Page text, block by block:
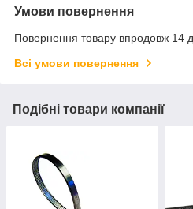
Умови повернення
Повернення товару впродовж 14
Всі умови повернення
Подібні товари компанії